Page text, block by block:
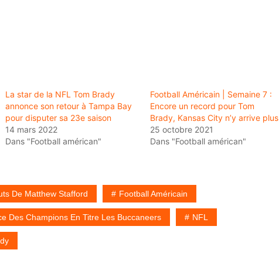
La star de la NFL Tom Brady
annonce son retour à Tampa Bay
pour disputer sa 23e saison
14 mars 2022
Dans "Football américan"
Football Américain | Semaine 7 :
Encore un record pour Tom
Brady, Kansas City n’y arrive plus
25 octobre 2021
Dans "Football américan"
De Matthew Stafford Football Américain
Des Champions En Titre Les Buccaneers NFL